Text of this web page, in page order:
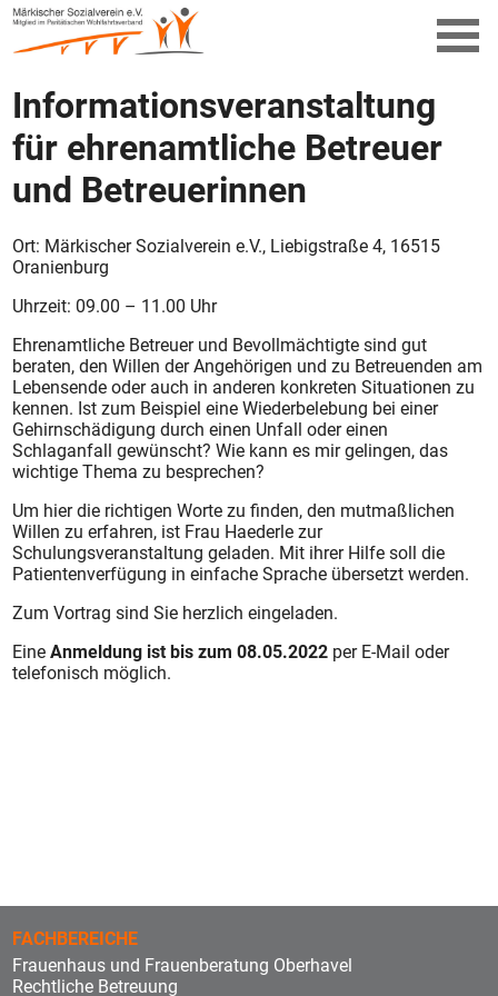
Informationsveranstaltung
für ehrenamtliche Betreuer
und Betreuerinnen
Ort: Märkischer Sozialverein e.V., Liebigstraße 4, 16515
Oranienburg
Uhrzeit: 09.00 – 11.00 Uhr
Ehrenamtliche Betreuer und Bevollmächtigte sind gut
beraten, den Willen der Angehörigen und zu Betreuenden am
Lebensende oder auch in anderen konkreten Situationen zu
kennen. Ist zum Beispiel eine Wiederbelebung bei einer
Gehirnschädigung durch einen Unfall oder einen
Schlaganfall gewünscht? Wie kann es mir gelingen, das
wichtige Thema zu besprechen?
Um hier die richtigen Worte zu finden, den mutmaßlichen
Willen zu erfahren, ist Frau Haederle zur
Schulungsveranstaltung geladen. Mit ihrer Hilfe soll die
Patientenverfügung in einfache Sprache übersetzt werden.
Zum Vortrag sind Sie herzlich eingeladen.
EineAnmeldung ist bis zum 08.05.2022 per E-Mail oder
telefonisch möglich.
FACHBEREICHE
Frauenhaus und Frauenberatung Oberhavel
Rechtliche Betreuung